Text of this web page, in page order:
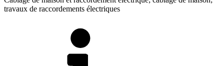
travaux de raccordements électriques